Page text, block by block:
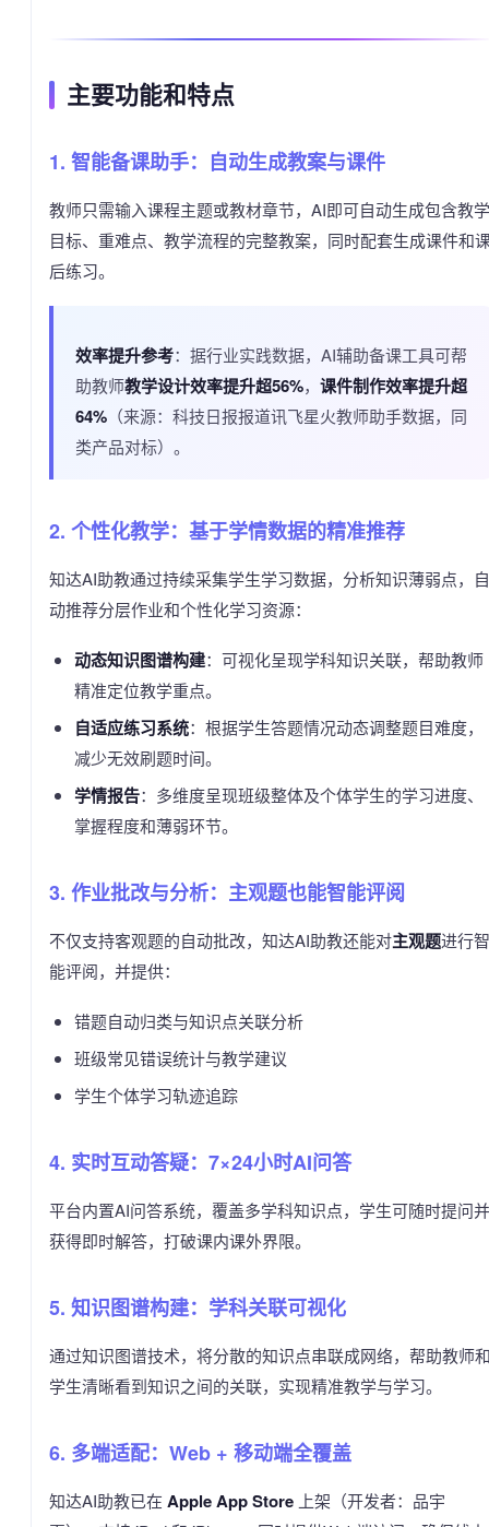
主要功能和特点
1. 智能备课助手：自动生成教案与课件
教师只需输入课程主题或教材章节，AI即可自动生成包含教学
目标、重难点、教学流程的完整教案，同时配套生成课件和
后练习。
效率提升参考：据行业实践数据，AI辅助备课工具可帮
助教师教学设计效率提升超56%， 课件制作效率提升超
64% （来源：科技日报报道讯飞星火教师助手数据，同
类产品对标）。
2. 个性化教学：基于学情数据的精准推荐
知达AI助教通过持续采集学生学习数据，分析知识薄弱点，自
动推荐分层作业和个性化学习资源：
动态知识图谱构建：可视化呈现学科知识关联，帮助教师
精准定位教学重点。
自适应练习系统：根据学生答题情况动态调整题目难度，
减少无效刷题时间。
学情报告：多维度呈现班级整体及个体学生的学习进度、
掌握程度和薄弱环节。
3. 作业批改与分析：主观题也能智能评阅
不仅支持客观题的自动批改，知达AI助教还能对主观题进行智
能评阅，并提供：
错题自动归类与知识点关联分析
班级常见错误统计与教学建议
学生个体学习轨迹追踪
4. 实时互动答疑：7×24小时AI问答
平台内置AI问答系统，覆盖多学科知识点，学生可随时提问并
获得即时解答，打破课内课外界限。
5. 知识图谱构建：学科关联可视化
通过知识图谱技术，将分散的知识点串联成网络，帮助教师
学生清晰看到知识之间的关联，实现精准教学与学习。
6. 多端适配：Web + 移动端全覆盖
知达AI助教已在 Apple App Store 上架（开发者：品宇